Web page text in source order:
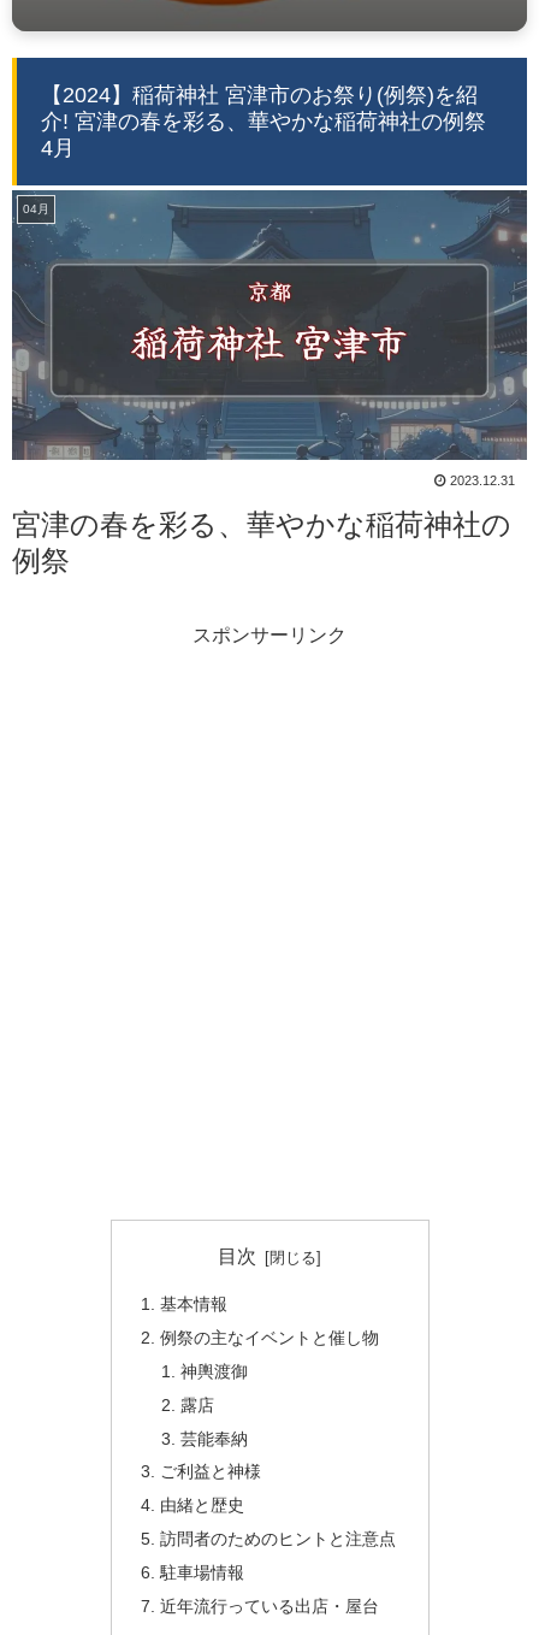
【2024】稲荷神社 宮津市のお祭り(例祭)を紹
介! 宮津の春を彩る、華やかな稲荷神社の例祭
4月
04月
2023.12.31
宮津の春を彩る、華やかな稲荷神社の
例祭
スポンサーリンク
目次
基本情報
例祭の主なイベントと催し物
神輿渡御
露店
芸能奉納
ご利益と神様
由緒と歴史
訪問者のためのヒントと注意点
駐車場情報
近年流行っている出店・屋台